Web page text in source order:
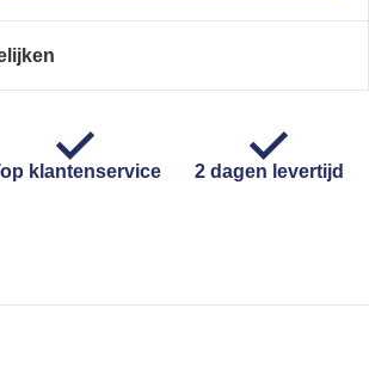
klantenservice 2 dagen levertijd